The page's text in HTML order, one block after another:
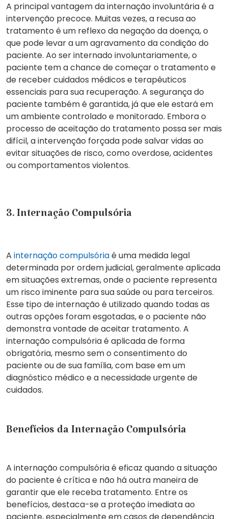
A principal vantagem dainternação involuntáriaé a
intervenção precoce. Muitas vezes, a recusa ao
tratamento é um reflexo da negação da doença, o
que pode levar a um agravamento da condição do
paciente. Ao ser internado involuntariamente, o
paciente tem a chance de começar o tratamento e
de receber cuidados médicos e terapêuticos
essenciais para sua recuperação. A segurança do
paciente também é garantida, já que ele estará em
um ambiente controlado e monitorado. Embora o
processo de aceitação do tratamento possa ser mais
difícil, a intervenção forçada pode salvar vidas ao
evitar situações de risco, como overdose, acidentes
ou comportamentos violentos.
3. Internação Compulsória
A internação compulsóriaé uma medida legal
determinada porordem judicial, geralmente aplicada
em situações extremas, onde o paciente representa
um risco iminente para sua saúde ou para terceiros.
Esse tipo de internação é utilizado quando todas as
outras opções foram esgotadas, e o paciente não
demonstra vontade de aceitar tratamento. A
internação compulsória é aplicada de forma
obrigatória, mesmo sem o consentimento do
paciente ou de sua família, com base em um
diagnóstico médico e a necessidade urgente de
cuidados.
Benefícios da Internação Compulsória
A internação compulsóriaé eficaz quando a situação
do paciente é crítica e não há outra maneira de
garantir que ele receba tratamento. Entre os
benefícios, destaca-se a proteção imediataao